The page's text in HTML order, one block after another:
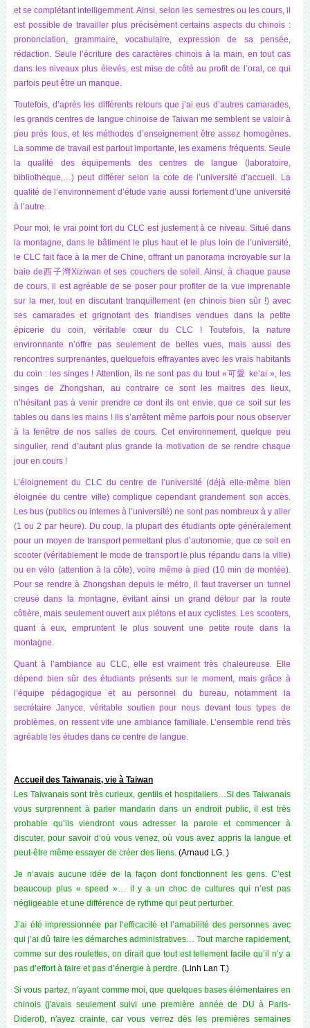
et se complétant intelligemment. Ainsi, selon les semestres ou les cours, il
est possible de travailler plus précisément certains aspects du chinois :
prononciation, grammaire, vocabulaire, expression de sa pensée,
rédaction. Seule l’écriture des caractères chinois à la main, en tout cas
dans les niveaux plus élevés, est mise de côté au profit de l’oral, ce qui
parfois peut être un manque.
Toutefois, d’après les différents retours que j’ai eus d’autres camarades,
les grands centres de langue chinoise de Taiwan me semblent se valoir à
peu près tous, et les méthodes d’enseignement être assez homogènes.
La somme de travail est partout importante, les examens fréquents. Seule
la qualité des équipements des centres de langue (laboratoire,
bibliothèque,…) peut différer selon la cote de l’université d’accueil. La
qualité de l’environnement d’étude varie aussi fortement d’une université
à l’autre.
Pour moi, le vrai point fort du CLC est justement à ce niveau. Situé dans
la montagne, dans le bâtiment le plus haut et le plus loin de l’université,
le CLC fait face à la mer de Chine, offrant un panorama incroyable sur la
baie de西子灣Xiziwan et ses couchers de soleil. Ainsi, à chaque pause
de cours, il est agréable de se poser pour profiter de la vue imprenable
sur la mer, tout en discutant tranquillement (en chinois bien sûr !) avec
ses camarades et grignotant des friandises vendues dans la petite
épicerie du coin, véritable cœur du CLC ! Toutefois, la nature
environnante n’offre pas seulement de belles vues, mais aussi des
rencontres surprenantes, quelquefois effrayantes avec les vrais habitants
du coin : les singes ! Attention, ils ne sont pas du tout «可愛 ke’ai », les
singes de Zhongshan, au contraire ce sont les maitres des lieux,
n’hésitant pas à venir prendre ce dont ils ont envie, que ce soit sur les
tables ou dans les mains ! Ils s’arrêtent même parfois pour nous observer
à la fenêtre de nos salles de cours. Cet environnement, quelque peu
singulier, rend d’autant plus grande la motivation de se rendre chaque
jour en cours !
L’éloignement du CLC du centre de l’université (déjà elle-même bien
éloignée du centre ville) complique cependant grandement son accès.
Les bus (publics ou internes à l’université) ne sont pas nombreux à y aller
(1 ou 2 par heure). Du coup, la plupart des étudiants opte généralement
pour un moyen de transport permettant plus d’autonomie, que ce soit en
scooter (véritablement le mode de transport le plus répandu dans la ville)
ou en vélo (attention à la côte), voire même à pied (10 min de montée).
Pour se rendre à Zhongshan depuis le métro, il faut traverser un tunnel
creusé dans la montagne, évitant ainsi un grand détour par la route
côtière, mais seulement ouvert aux piétons et aux cyclistes. Les scooters,
quant à eux, empruntent le plus souvent une petite route dans la
montagne.
Quant à l’ambiance au CLC, elle est vraiment très chaleureuse. Elle
dépend bien sûr des étudiants présents sur le moment, mais grâce à
l’équipe pédagogique et au personnel du bureau, notamment la
secrétaire Janyce, véritable soutien pour nous devant tous types de
problèmes, on ressent vite une ambiance familiale. L’ensemble rend très
agréable les études dans ce centre de langue.
Accueil des Taiwanais, vie à Taiwan
Les Taiwanais sont très curieux, gentils et hospitaliers…Si des Taiwanais
vous surprennent à parler mandarin dans un endroit public, il est très
probable qu’ils viendront vous adresser la parole et commencer à
discuter, pour savoir d’où vous venez, où vous avez appris la langue et
peut-être même essayer de créer des liens. (Arnaud LG. )
Je n’avais aucune idée de la façon dont fonctionnent les gens. C’est
beaucoup plus « speed »… il y a un choc de cultures qui n’est pas
négligeable et une différence de rythme qui peut perturber.
J’ai été impressionnée par l’efficacité et l’amabilité des personnes avec
qui j’ai dû faire les démarches administratives… Tout marche rapidement,
comme sur des roulettes, on dirait que tout est tellement facile qu’il n’y a
pas d’effort à faire et pas d’énergie à perdre. (Linh Lan T.)
Si vous partez, n'ayant comme moi, que quelques bases élémentaires en
chinois (j'avais seulement suivi une première année de DU à Paris-
Diderot), n'ayez crainte, car vous verrez dès les premières semaines